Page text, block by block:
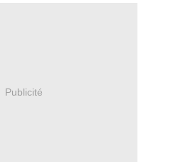
Publicité